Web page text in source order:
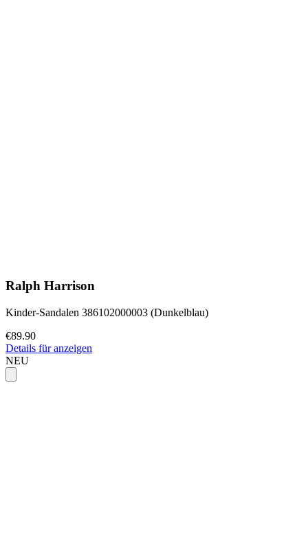
Ralph Harrison
Kinder-Sandalen 386102000003 (Dunkelblau)
€89.90
Details für anzeigen
NEU